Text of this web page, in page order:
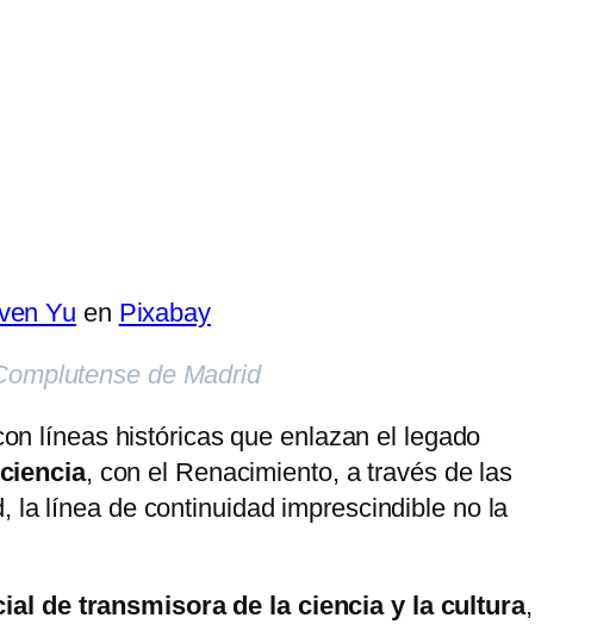
Yu en Pixabay
de Madrid
líneas históricas que enlazan el legado
, con el Renacimiento, a través de las
la línea de continuidad imprescindible no la
de transmisora de la ciencia y la cultura,